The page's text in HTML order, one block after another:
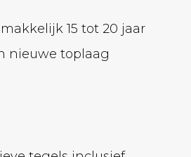
15 tot 20 jaar
nieuwe toplaag